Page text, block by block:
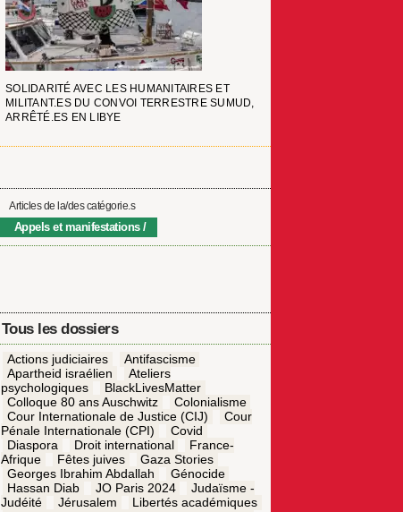
SOLIDARITÉ AVEC LES HUMANITAIRES ET
MILITANT.ES DU CONVOI TERRESTRE SUMUD,
ARRÊTÉ.ES EN LIBYE
Articles de la/des catégorie.s
Appels et manifestations
Tous les dossiers
Actions judiciaires
Antifascisme
Apartheid israélien
Ateliers
psychologiques
BlackLivesMatter
Colloque 80 ans Auschwitz
Colonialisme
Cour Internationale de Justice (CIJ)
Cour
Pénale Internationale (CPI)
Covid
Diaspora
Droit international
France-
Afrique
Fêtes juives
Gaza Stories
Georges Ibrahim Abdallah
Génocide
Hassan Diab
JO Paris 2024
Judaïsme -
Judéité
Jérusalem
Libertés académiques